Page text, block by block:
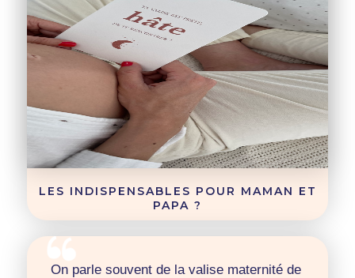
LES INDISPENSABLES POUR MAMAN ET
PAPA ?
On parle souvent de la valise maternité de